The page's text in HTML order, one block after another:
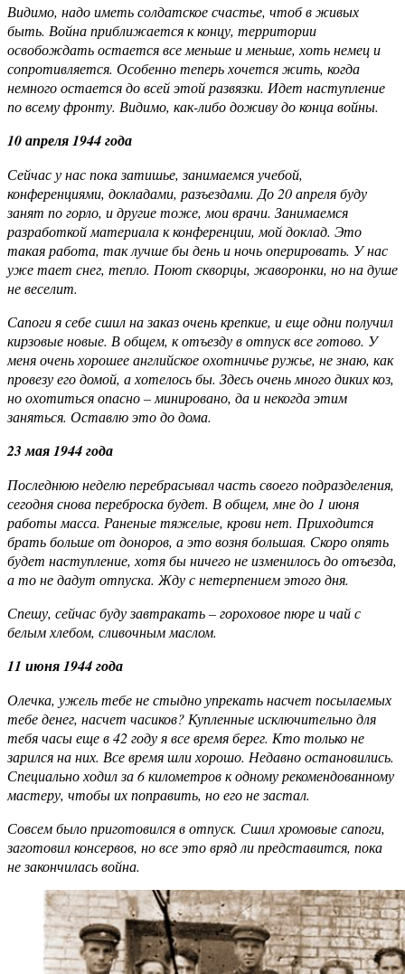
Видимо, надо иметь солдатское счастье, чтоб в живых
быть. Война приближается к концу, территории
освобождать остается все меньше и меньше, хоть немец и
сопротивляется. Особенно теперь хочется жить, когда
немного остается до всей этой развязки. Идет наступление
по всему фронту. Видимо, как-либо доживу до конца войны.
10 апреля 1944 года
Сейчас у нас пока затишье, занимаемся учебой,
конференциями, докладами, разъездами. До 20 апреля буду
занят по горло, и другие тоже, мои врачи. Занимаемся
разработкой материала к конференции, мой доклад. Это
такая работа, так лучше бы день и ночь оперировать. У нас
уже тает снег, тепло. Поют скворцы, жаворонки, но на душе
не веселит.
Сапоги я себе сшил на заказ очень крепкие, и еще одни получил
кирзовые новые. В общем, к отъезду в отпуск все готово. У
меня очень хорошее английское охотничье ружье, не знаю, как
провезу его домой, а хотелось бы. Здесь очень много диких коз,
но охотиться опасно – минировано, да и некогда этим
заняться. Оставлю это до дома.
23 мая 1944 года
Последнюю неделю перебрасывал часть своего подразделения,
сегодня снова переброска будет. В общем, мне до 1 июня
работы масса. Раненые тяжелые, крови нет. Приходится
брать больше от доноров, а это возня большая. Скоро опять
будет наступление, хотя бы ничего не изменилось доотъезда,
а то не дадут отпуска. Жду с нетерпением этого дня.
Спешу, сейчас буду завтракать – гороховое пюре и чай с
белым хлебом, сливочным маслом.
11 июня 1944 года
Олечка, ужель тебе не стыдно упрекать насчет посылаемых
тебе денег, насчет часиков? Купленные исключительно для
тебя часы еще в 42 году я все время берег. Кто только не
зарился на них. Все время шли хорошо. Недавно остановились.
Специальноходил за 6 километров к одному рекомендованному
мастеру, чтобы их поправить, но его не застал.
Совсем было приготовился в отпуск. Сшил хромовые сапоги,
заготовил консервов, но все это вряд ли представится, пока
не закончилась война.